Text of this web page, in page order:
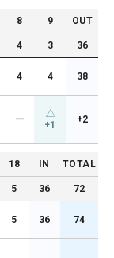
8 9 OUT
4 3 36
4 4 38
ー +1 +2
18 IN TOTAL
5 36 72
5 36 74